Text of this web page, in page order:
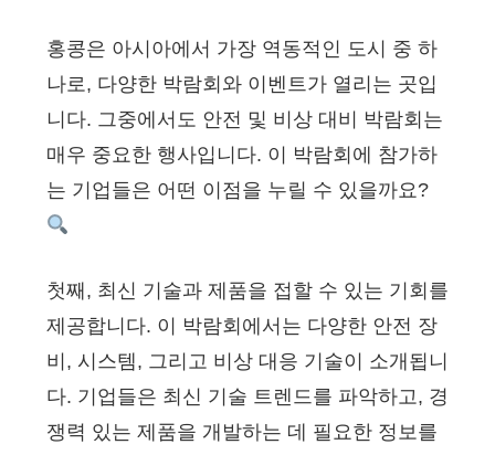
홍콩은 아시아에서 가장 역동적인 도시 중 하
나로, 다양한 박람회와 이벤트가 열리는 곳입
니다. 그중에서도 안전 및 비상 대비 박람회는
매우 중요한 행사입니다. 이 박람회에 참가하
는 기업들은 어떤 이점을 누릴 수 있을까요?
첫째, 최신 기술과 제품을 접할 수 있는 기회를
제공합니다. 이 박람회에서는 다양한 안전 장
비, 시스템, 그리고 비상 대응 기술이 소개됩니
다. 기업들은 최신 기술 트렌드를 파악하고, 경
쟁력 있는 제품을 개발하는 데 필요한 정보를